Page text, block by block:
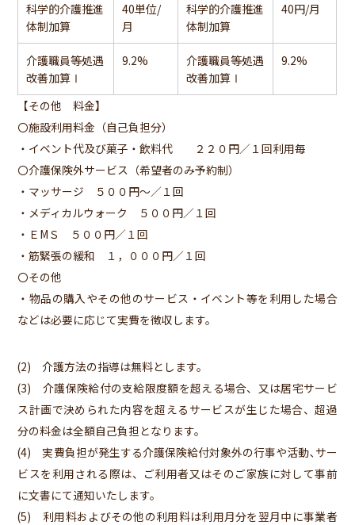
科学的介護推進
体制加算
40単位/
月
科学的介護推進
体制加算
40円/月
介護職員等処遇
改善加算Ⅰ
9.2%
介護職員等処遇
改善加算Ⅰ
9.2%
【その他 料金】
〇施設利用料金（自己負担分）
・イベント代及び菓子・飲料代 ２２０円／１回利用毎
〇介護保険外サービス（希望者のみ予約制）
・マッサージ ５００円～／１回
・メディカルウォーク ５００円／１回
・ＥМＳ ５００円／１回
・筋緊張の緩和 １，０００円／１回
〇その他
・物品の購入やその他のサービス・イベント等を利用した場合
などは必要に応じて実費を徴収します。
(2) 介護方法の指導は無料とします。
(3) 介護保険給付の支給限度額を超える場合、又は居宅サービ
ス計画で決められた内容を超えるサービスが生じた場合、超過
分の料金は全額自己負担となります。
(4) 実費負担が発生する介護保険給付対象外の行事や活動､サー
ビスを利用される際は、ご利用者又はそのご家族に対して事前
に文書にて通知いたします。
(5) 利用料およびその他の利用料は利用月分を翌月中に事業者